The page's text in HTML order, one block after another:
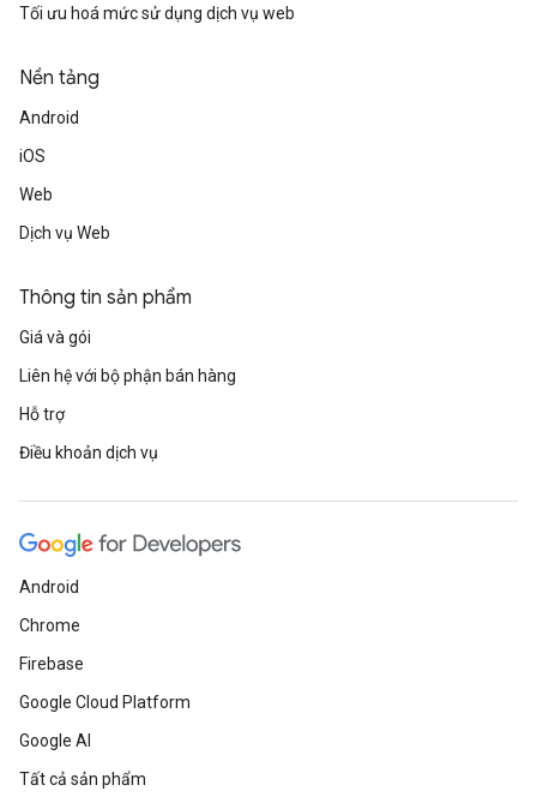
Tối ưu hoá mức sử dụng dịch vụ web
Nền tảng
Android
iOS
Web
Dịch vụ Web
Thông tin sản phẩm
Giá và gói
Liên hệ với bộ phận bán hàng
Hỗ trợ
Điều khoản dịch vụ
Android
Chrome
Firebase
Google Cloud Platform
Google AI
Tất cả sản phẩm